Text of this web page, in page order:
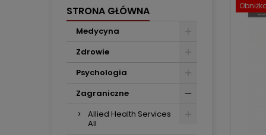
STRONA GŁÓWNA
Medycyna
Zdrowie
Psychologia
Zagraniczne
Allied Health Services
All